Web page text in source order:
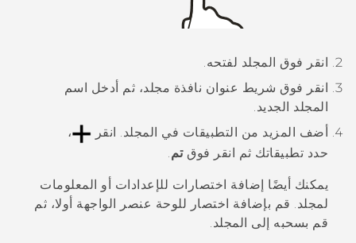
انقر فوق المجلد لفتحه.
انقر فوق شريط عنوان نافذة مجلد، ثم أدخل اسم
المجلد الجديد.
أضف المزيد من التطبيقات في المجلد. انقر
،
حدد تطبيقاتك ثم انقر فوقتم
يمكنك أيضًا إضافة اختصارات للإعدادات أو المعلومات
لمجلد. قم بإضافة اختصار للوحة عنصر الواجهة أولا، ثم
قم بسحبه إلى المجلد.